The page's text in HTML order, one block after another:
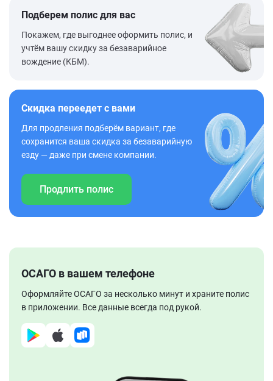
Подберем полис для вас
Покажем, где выгоднее оформить полис, и
учтём вашу скидку за безаварийное
вождение (КБМ).
Скидка переедет с вами
Для продления подберём вариант, где
сохранится ваша скидка за безаварийную
езду — даже при смене компании.
Продлить полис
ОСАГО в вашем телефоне
Оформляйте ОСАГО за несколько минут и храните полис
в приложении. Все данные всегда под рукой.